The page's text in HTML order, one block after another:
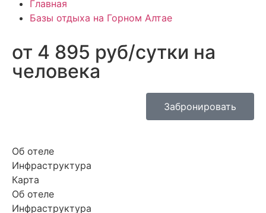
Главная
Базы отдыха на Горном Алтае
от 4 895 руб/сутки на
человека
Забронировать
Об отеле
Инфраструктура
Карта
Об отеле
Инфраструктура